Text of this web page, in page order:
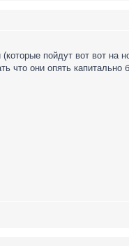
пойдут вот вот на
что они опять